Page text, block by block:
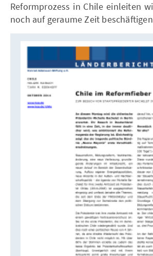
Reformprozess in Chile einleiten
noch auf geraume Zeit